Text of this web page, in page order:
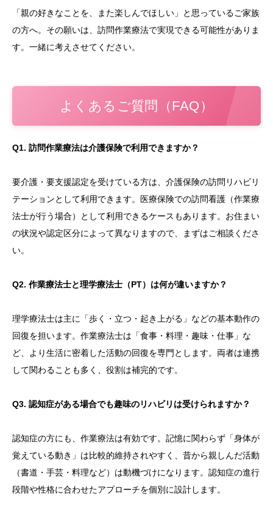
「親の好きなことを、また楽しんでほしい」と思っているご家族
の方へ。その願いは、訪問作業療法で実現できる可能性がありま
す。一緒に考えさせてください。
よくあるご質問（FAQ）
Q1. 訪問作業療法は介護保険で利用できますか？
要介護・要支援認定を受けている方は、介護保険の訪問リハビリ
テーションとして利用できます。医療保険での訪問看護（作業療
法士が行う場合）として利用できるケースもあります。お住まい
の状況や認定区分によって異なりますので、まずはご相談くださ
い。
Q2. 作業療法士と理学療法士（PT）は何が違いますか？
理学療法士は主に「歩く・立つ・起き上がる」などの基本動作の
回復を担います。作業療法士は「食事・料理・趣味・仕事」な
ど、より生活に密着した活動の回復を専門とします。両者は連携
して関わることも多く、役割は補完的です。
Q3. 認知症がある場合でも趣味のリハビリは受けられますか？
認知症の方にも、作業療法は有効です。記憶に関わらず「身体が
覚えている動き」は比較的維持されやすく、昔から親しんだ活動
（書道・手芸・料理など）は動機づけになります。認知症の進行
段階や性格に合わせたアプローチを個別に設計します。